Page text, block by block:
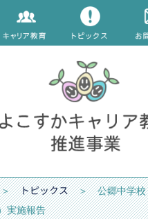
トピックス＞ 公郷中学校
実施報告